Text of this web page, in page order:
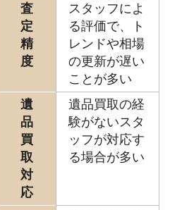
査
定
精
度
スタッフによ
る評価で、ト
レンドや相場
の更新が遅い
ことが多い
遺
品
買
取
対
応
遺品買取の経
験がないスタ
ッフが対応す
る場合が多い